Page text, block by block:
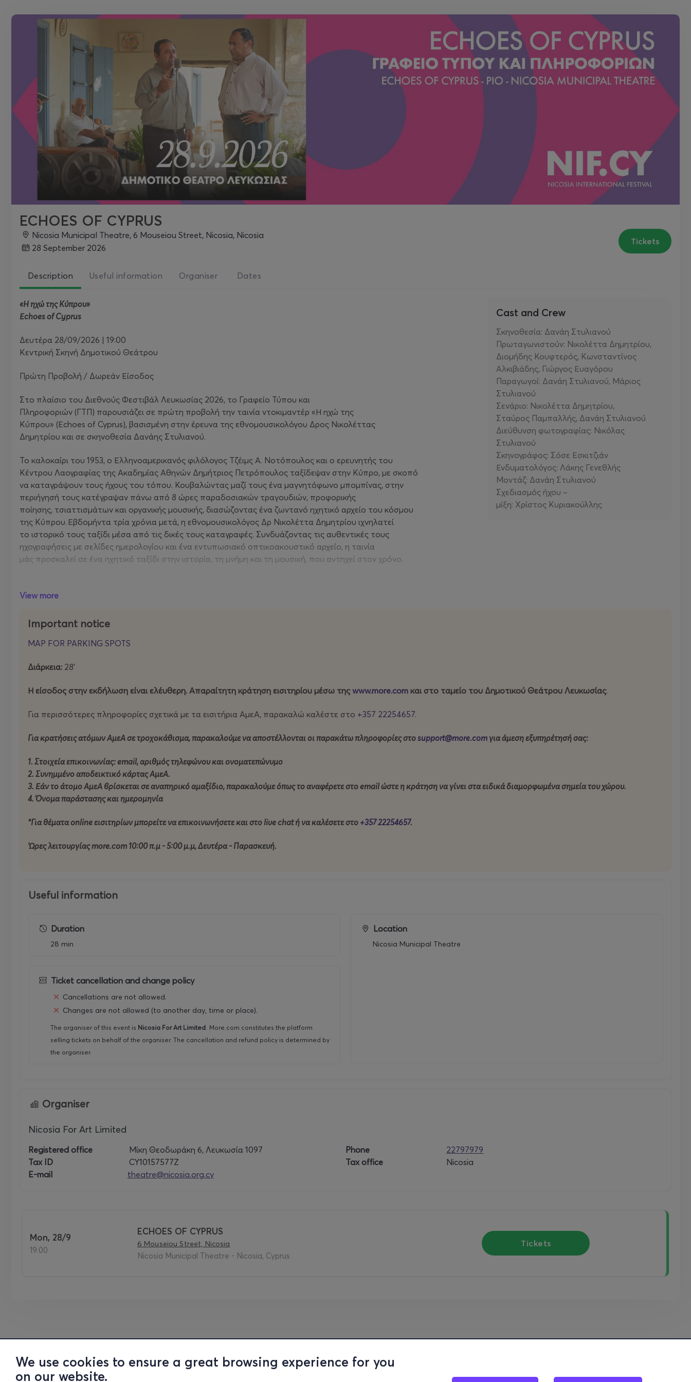
We use cookies to ensure a great browsing experience for you
on our website.
ECHOES OF CYPRUS
Nicosia Municipal Theatre, 6 Mouseiou Street, Nicosia, Nicosia
28 September 2026
Tickets
Description Useful information Organiser Dates
«Η ηχώ της Κύπρου»
Εchoes of Cyprus
Δευτέρα 28/09/2026 | 19:00
Κεντρική Σκηνή Δημοτικού Θεάτρου
Πρώτη Προβολή / Δωρεάν Είσοδος
Στο πλαίσιο του Διεθνούς Φεστιβάλ Λευκωσίας 2026, το Γραφείο Τύπου και
Πληροφοριών (ΓΤΠ) παρουσιάζει σε πρώτη προβολή την ταινία ντοκιμαντέρ «Η ηχώ της
Κύπρου» (Εchoes of Cyprus), βασισμένη στην έρευνα της εθνομουσικολόγου Δρος Νικολέττας
Δημητρίου και σε σκηνοθεσία Δανάης Στυλιανού.
Το καλοκαίρι του 1953, ο Ελληνοαμερικανός φιλόλογος Τζέιμς Α. Νοτόπουλος και ο ερευνητής του
Κέντρου Λαογραφίας της Ακαδημίας Αθηνών Δημήτριος Πετρόπουλος ταξίδεψαν στην Κύπρο, με σκοπό
να καταγράψουν τους ήχους του τόπου. Κουβαλώντας μαζί τους ένα μαγνητόφωνο μπομπίνας, στην
περιήγησή τους κατέγραψαν πάνω από 8 ώρες παραδοσιακών τραγουδιών, προφορικής
ποίησης, τσιαττισμάτων και οργανικής μουσικής, διασώζοντας ένα ζωντανό ηχητικό αρχείο του κόσμου
της Κύπρου. Εβδομήντα τρία χρόνια μετά, η εθνομουσικολόγος Δρ Νικολέττα Δημητρίου ιχνηλατεί
το ιστορικό τους ταξίδι μέσα από τις δικές τους καταγραφές. Συνδυάζοντας τις αυθεντικές τους
ηχογραφήσεις με σελίδες ημερολογίου και ένα εντυπωσιακό οπτικοακουστικό αρχείο, η ταινία
μάς προσκαλεί σε ένα ηχητικό ταξίδι στην ιστορία, τη μνήμη και τη μουσική, που αντηχεί στον χρόνο.
Θα ακολουθήσει μουσική εκδήλωση.
Διάρκεια: 28’
Προπώληση εισιτηρίων/ Κράτηση Θέσεων
Η είσοδος στην εκδήλωση είναι ελέυθερη. Απαραίτητη κράτηση εισιτηρίου μέσω της
ΧΡΥΣΟΙ ΧΟΡΗΓΟΙ: VF Foundation, Allwyn
ΑΡΓΥΡΟΣ ΧΟΡΗΓΟΣ: PWC
ΕΠΙΣΗΜΟΣ ΧΟΡΗΓΟΣ ΕΠΙΚΟΙΝΩΝΙΑΣ: Δημοσιογραφικός Οργανισμός «Ο Φιλελεύθερος»
YΠΟΣΤΗΡΙΚΤΕΣ: L’Oreal Paris, Γαλλικό Ινστιτούτο Κύπρου, Τhe Classic Hotel, Ethimo
ΧΟΡΗΓΟΙ ΦΙΛΟΞΕΝΙΑΣ: Centrum Hotel Altius Boutique Hotel
View more
Cast and Crew
Σκηνοθεσία: Δανάη Στυλιανού
Πρωταγωνιστούν: Nικολέττα Δημητρίου,
Διομήδης Κουφτερός, Κωνσταντίνος
Αλκιβιάδης, Γιώργος Ευαγόρου
Παραγωγοί: Δανάη Στυλιανού, Μάριος
Στυλιανού
Σενάριο: Νικολέττα Δημητρίου,
Σταύρος Παμπαλλής, Δανάη Στυλιανού
Διεύθυνση φωτογραφίας: Νικόλας
Στυλιανού
Σκηνογράφος: Σόσε Εσκιτζιάν
Ενδυματολόγος: Λάκης Γενεθλής
Μοντάζ: Δανάη Στυλιανού
Σχεδιασμός ήχου –
μίξη: Χρίστος Κυριακούλλης
Important notice
MAP FOR PARKING SPOTS
Διάρκεια: 28’
Η είσοδος στην εκδήλωση είναι ελέυθερη. Απαραίτητη κράτηση εισιτηρίου μέσω της www.more.com και στο ταμείο του Δημοτικού Θεάτρου Λευκωσίας.
Για περισσότερες πληροφορίες σχετικά με τα εισιτήρια ΑμεΑ, παρακαλώ καλέστε στο +357 22254657.
Για κρατήσεις ατόμων ΑμεΑ σε τροχοκάθισμα, παρακαλούμε να αποστέλλονται οι παρακάτω πληροφορίες στοsupport@more.comγια άμεση εξυπηρέτησή σας:
1. Στοιχεία επικοινωνίας: email, αριθμός τηλεφώνου και ονοματεπώνυμο
2. Συνημμένο αποδεικτικό κάρτας ΑμεΑ.
3. Εάν το άτομο ΑμεΑ βρίσκεται σε αναπηρικό αμαξίδιο, παρακαλούμεόπωςτο αναφέρετε στο email ώστε η κράτηση να γίνει στα ειδικά διαμορφωμένα σημεία του χώρου.
4. Όνομα παράστασης και ημερομηνία
*Για θέματα online εισιτηρίων μπορείτε να επικοινωνήσετε και στο live chat ή να καλέσετε στο +357 22254657.
'Ωρες λειτουργίας more.com 10:00 π.μ - 5:00 μ.μ, Δευτέρα - Παρασκευή.
Useful information
Duration
28 min
Ticket cancellation and change policy
Cancellations are not allowed.
Changes are not allowed (to another day, time or place).
The organiser of this event is Nicosia For Art Limited. More.com constitutes the platform
selling tickets on behalf of the organiser. The cancellation and refund policy is determined by
the organiser.
Location
Nicosia Municipal Theatre
Organiser
Nicosia For Art Limited
Registered office Μίκη Θεοδωράκη 6, Λευκωσία 1097 Phone
22797979
Tax ID
CY10157577Z Tax office
Nicosia
E-mail
theatre@nicosia.org.cy
Mon, 28/9
19:00
ECHOES OF CYPRUS
6 Mouseiou Street, Nicosia
Nicosia Municipal Theatre - Nicosia, Cyprus
Tickets